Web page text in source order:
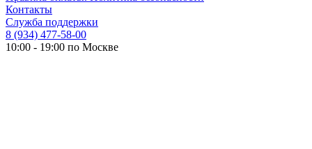
Контакты
Служба поддержки
8 (934) 477-58-00
10:00 - 19:00 по Москве